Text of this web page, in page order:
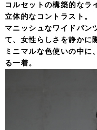
コルセットの構築的なラ
立体的なコントラスト。
マニッシュなワイドパン
て、女性らしさを静かに
ミニマルな色使いの中に
る一着。